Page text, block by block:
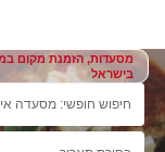
מסעדות, הזמנת מקום
בישראל